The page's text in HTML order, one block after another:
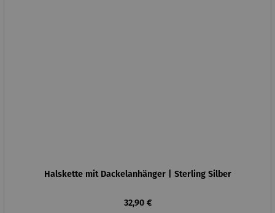
Halskette mit Dackelanhänger | Sterling Silber
Regulärer Preis:
32,90 €